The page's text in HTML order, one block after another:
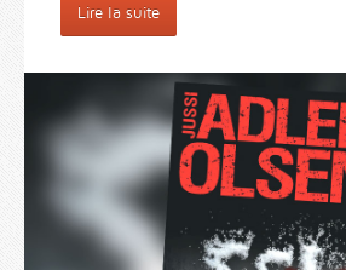
Lire la suite